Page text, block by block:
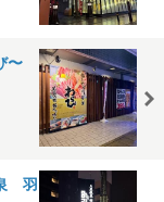
〜
羽